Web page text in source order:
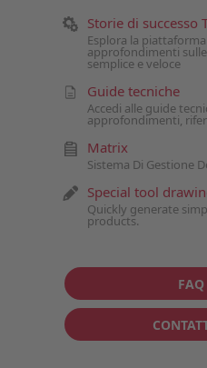
Storie di successo
Esplora la
approfondimenti
semplice e veloce
Guide tecniche
Accedi alle guide
approfondimenti,
Matrix
Sistema Di Gestione
Special tool
Quickly generate
products.
FAQ